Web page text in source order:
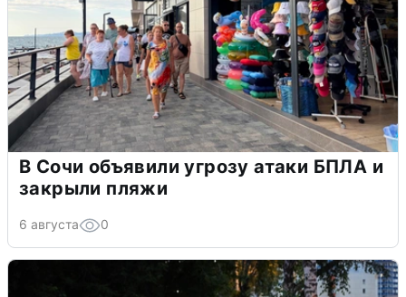
В Сочи объявили угрозу атаки БПЛА и
закрыли пляжи
6 августа 0